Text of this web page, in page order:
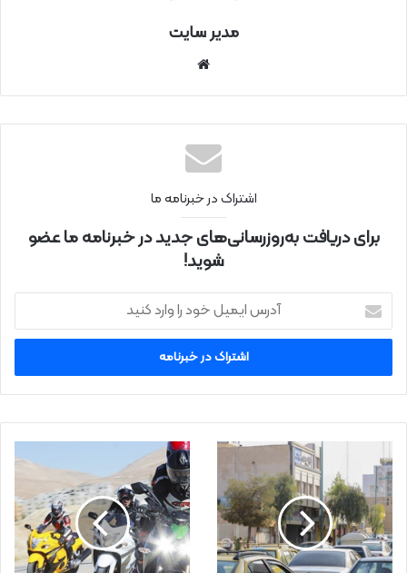
مدیر سایت
نتی
اشتراک در خبرنامه ما
برای دریافت به‌روزرسانی‌های جدید در خبرنامه ما عضو
شوید!
ر
ا
ی
ل
خ
و
د
ر
ا
و